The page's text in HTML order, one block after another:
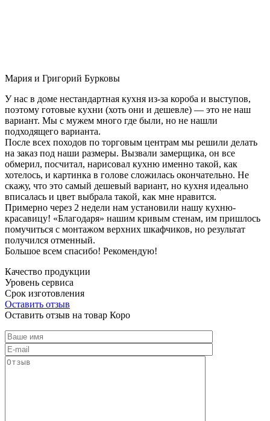
Мария и Григорий Бурковы
У нас в доме нестандартная кухня из-за короба и выступов,
поэтому готовые кухни (хоть они и дешевле) — это не наш
вариант. Мы с мужем много где были, но не нашли
подходящего варианта.
После всех походов по торговым центрам мы решили делать
на заказ под наши размеры. Вызвали замерщика, он все
обмерил, посчитал, нарисовал кухню именно такой, как
хотелось, и картинка в голове сложилась окончательно. Не
скажу, что это самый дешевый вариант, но кухня идеально
вписалась и цвет выбрала такой, как мне нравится.
Примерно через 2 недели нам установили нашу кухню-
красавицу! «Благодаря» нашим кривым стенам, им пришлось
помучиться с монтажом верхних шкафчиков, но результат
получился отменный.
Большое всем спасибо! Рекомендую!
Качество продукции
Уровень сервиса
Срок изготовления
Оставить отзыв
Оставить отзыв на товар Коро